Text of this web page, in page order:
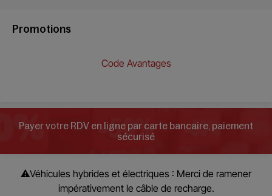
Promotions
Code Avantages
Payer votre RDV en ligne par carte bancaire, paiement
sécurisé
⚠️Véhicules hybrides et électriques : Merci de ramener
impérativement le câble de recharge.